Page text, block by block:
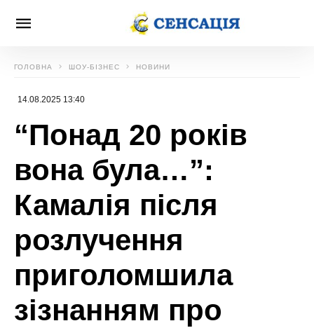
ГОЛОВНА ШОУ-БІЗНЕС НОВИНИ
14.08.2025 13:40
“Понад 20 років
вона була…”:
Камалія після
розлучення
приголомшила
зізнанням про